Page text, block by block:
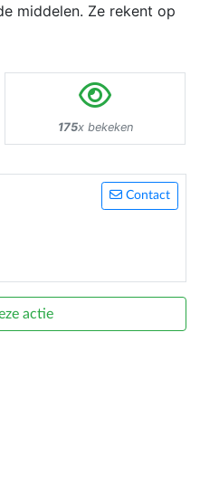
middelen. Ze rekent op
175x bekeken
Contact
actie